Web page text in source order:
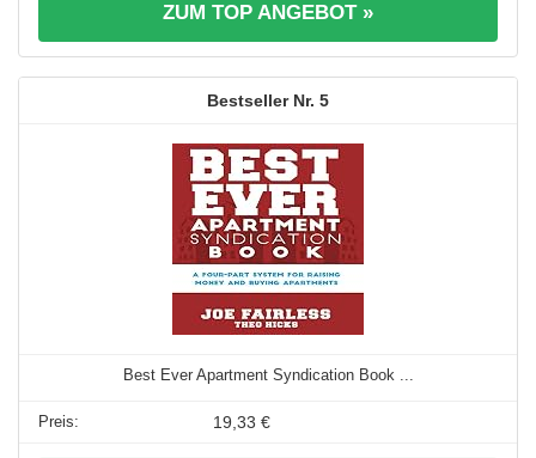
ZUM TOP ANGEBOT »
5
Best Ever Apartment Syndication Book ...
19,33 €